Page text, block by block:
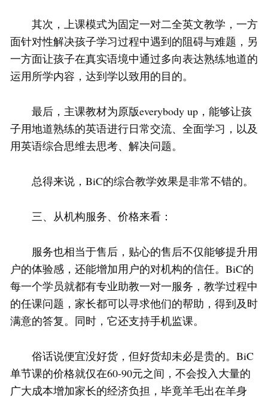
其次，上课模式为固定一对二全英文教学，一方
面针对性解决孩子学习过程中遇到的阻碍与难题，另
一方面让孩子在真实语境中通过多向表达熟练地道的
运用所学内容，达到学以致用的目的。
最后，主课教材为原版everybody up，能够让孩
子用地道熟练的英语进行日常交流、全面学习，以及
用英语综合思维去思考、解决问题。
总得来说，BiC的综合教学效果是非常不错的。
三、从机构服务、价格来看：
服务也相当于售后，贴心的售后不仅能够提升用
户的体验感，还能增加用户的对机构的信任。BiC的
每一个学员就都有专业助教一对一服务，教学过程中
的任课问题，家长都可以寻求他们的帮助，得到及时
满意的答复。同时，它还支持手机监课。
俗话说便宜没好货，但好货却未必是贵的。BiC
单节课的价格就仅在60-90元之间，不会投入大量的
广大成本增加家长的经济负担，毕竟羊毛出在羊身